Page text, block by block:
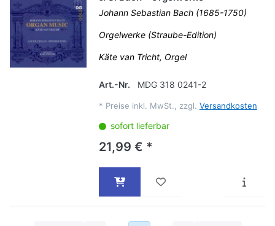
Johann Sebastian Bach (1685-1750)
Orgelwerke (Straube-Edition)
Käte van Tricht, Orgel
Art.-Nr. MDG 318 0241-2
* Preise inkl. MwSt., zzgl. Versandkosten
sofort lieferbar
21,99 € *